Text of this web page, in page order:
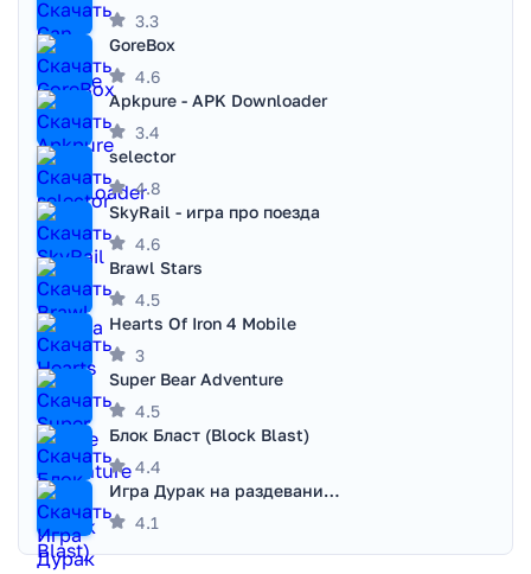
3.3
GoreBox
4.6
Apkpure - APK Downloader
3.4
selector
4.8
SkyRail - игра про поезда
4.6
Brawl Stars
4.5
Hearts Of Iron 4 Mobile
3
Super Bear Adventure
4.5
Блок Бласт (Block Blast)
4.4
Игра Дурак на раздевание - Правила игры
4.1